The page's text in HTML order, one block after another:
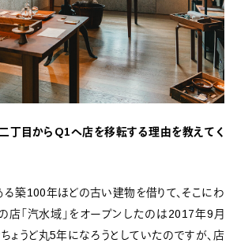
丁目からQ1へ店を移転する理由を教えてく
築100年ほどの古い建物を借りて、そこにわ
店「汽水域」をオープンしたのは2017年9月
ょうど丸5年になろうとしていたのですが、店